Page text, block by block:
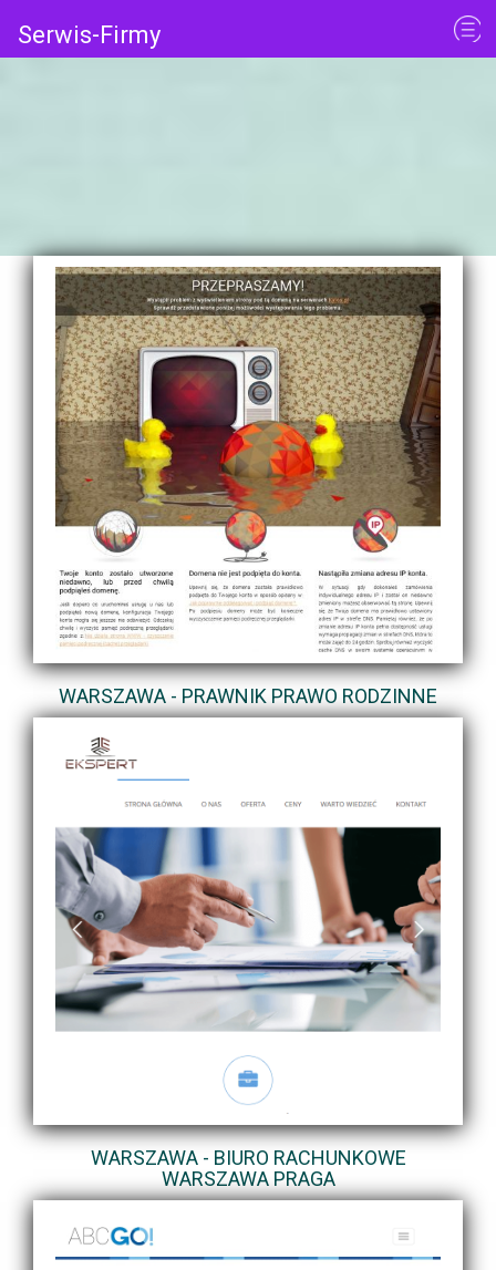
Serwis-Firmy
WARSZAWA - PRAWNIK PRAWO RODZINNE
WARSZAWA - BIURO RACHUNKOWE
WARSZAWA PRAGA